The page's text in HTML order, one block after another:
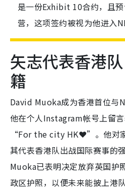
是一份Exhibit 10合约，且
营，这项签约被视为他进入
矢志代表香港
籍
David Muoka成为香港首位与
他在个人Instagram帐号上留言
“For the city HK❤️”。他对
其代表香港队出战国际赛事的
Muoka已表明决定放弃英国护
政区护照，以便未来能披上港